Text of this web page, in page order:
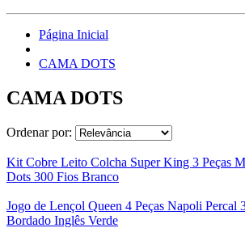
Página Inicial
CAMA DOTS
CAMA DOTS
Ordenar por:
Kit Cobre Leito Colcha Super King 3 Peças
Dots 300 Fios Branco
Jogo de Lençol Queen 4 Peças Napoli Percal
Bordado Inglês Verde